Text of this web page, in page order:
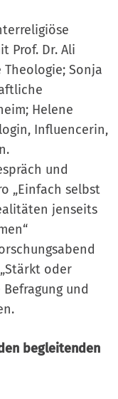
Prof. Dr. Ali
Theologie; Sonja
Helene
Influencerin,
und
„Einfach selbst
jenseits
oder
Befragung und
begleitenden